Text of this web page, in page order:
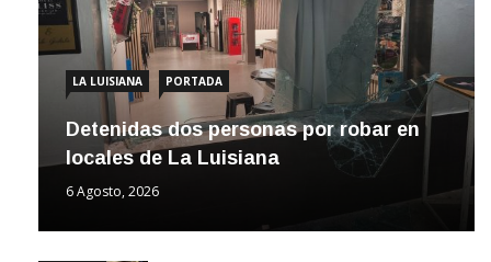
LA LUISIANA PORTADA
Detenidas dos personas por robar en
locales de La Luisiana
6 Agosto, 2026